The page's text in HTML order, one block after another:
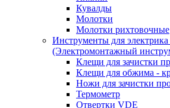
Кувалды
Молотки
Молотки рихтовочные
Инструменты для
(Электромонтажный
Клещи для зачистки
Клещи для обжима -
Ножи для зачистки
Термометр
Отвертки VDE